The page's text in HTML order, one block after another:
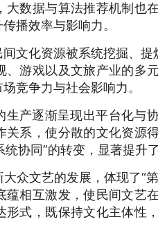
大数据与算法推荐机制也
播效率与影响力。
文化资源被系统挖掘、
、游戏以及文旅产业的多
竞争力与社会影响力。
生产逐渐呈现出平台化与
关系，使分散的文化资源
统协同”的转变，显著提升
众文艺的发展，体现了“
蕴相互激发，使民间文艺
形式，既保持文化主体性